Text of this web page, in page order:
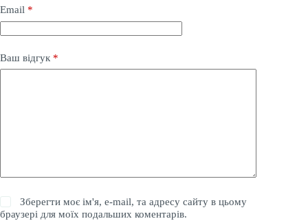
Email *
Ваш відгук *
Зберегти моє ім'я, e-mail, та адресу сайту в цьому
браузері для моїх подальших коментарів.